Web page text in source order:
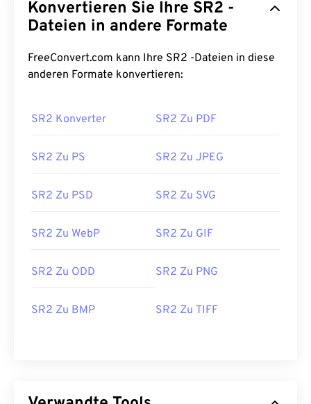
Konvertieren Sie Ihre SR2 -
Dateien in andere Formate
FreeConvert.com kann Ihre SR2 -Dateien in diese
anderen Formate konvertieren:
SR2 Konverter SR2 Zu PDF
SR2 Zu PS SR2 Zu JPEG
SR2 Zu PSD SR2 Zu SVG
SR2 Zu WebP SR2 Zu GIF
SR2 Zu ODD SR2 Zu PNG
SR2 Zu BMP SR2 Zu TIFF